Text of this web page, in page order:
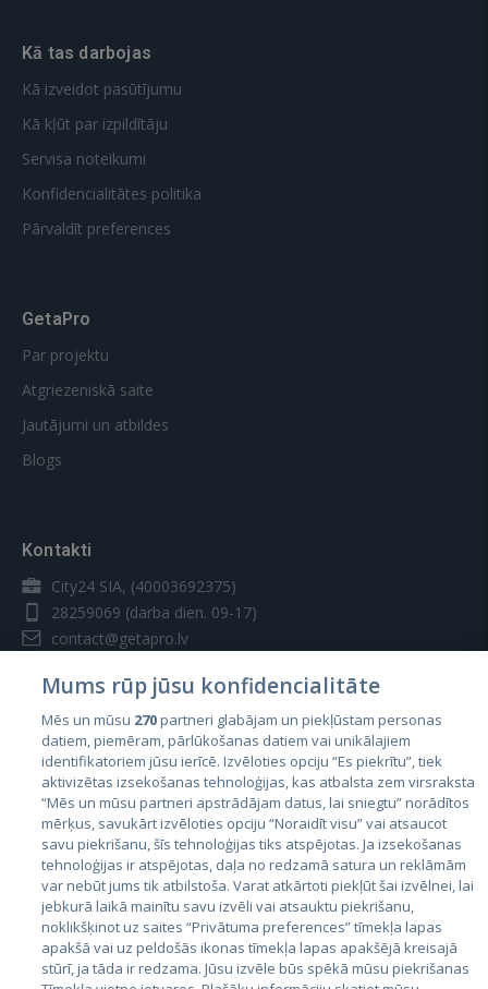
Kā tas darbojas
Kā izveidot pasūtījumu
Kā kļūt par izpildītāju
Servisa noteikumi
Konfidencialitātes politika
Pārvaldīt preferences
GetaPro
Par projektu
Atgriezeniskā saite
Jautājumi un atbildes
Blogs
Kontakti
City24 SIA, (40003692375)
28259069 (darba dien. 09-17)
contact@getapro.lv
Valstis
Igaunija
Latvija
Lietuva
Mums rūp jūsu konfidencialitāte
Mēs un mūsu 270partneri glabājam un piekļūstam personas
datiem, piemēram, pārlūkošanas datiem vai unikālajiem
identifikatoriem jūsu ierīcē. Izvēloties opciju “Es piekrītu”, tiek
aktivizētas izsekošanas tehnoloģijas, kas atbalsta zem virsraksta
“Mēs un mūsu partneri apstrādājam datus, lai sniegtu” norādītos
mērķus, savukārt izvēloties opciju “Noraidīt visu” vai atsaucot
savu piekrišanu, šīs tehnoloģijas tiks atspējotas. Ja izsekošanas
tehnoloģijas ir atspējotas, daļa no redzamā satura un reklāmām
var nebūt jums tik atbilstoša. Varat atkārtoti piekļūt šai izvēlnei, lai
jebkurā laikā mainītu savu izvēli vai atsauktu piekrišanu,
noklikšķinot uz saites “Privātuma preferences” tīmekļa lapas
apakšā vai uz peldošās ikonas tīmekļa lapas apakšējā kreisajā
stūrī, ja tāda ir redzama. Jūsu izvēle būs spēkā mūsu piekrišanas